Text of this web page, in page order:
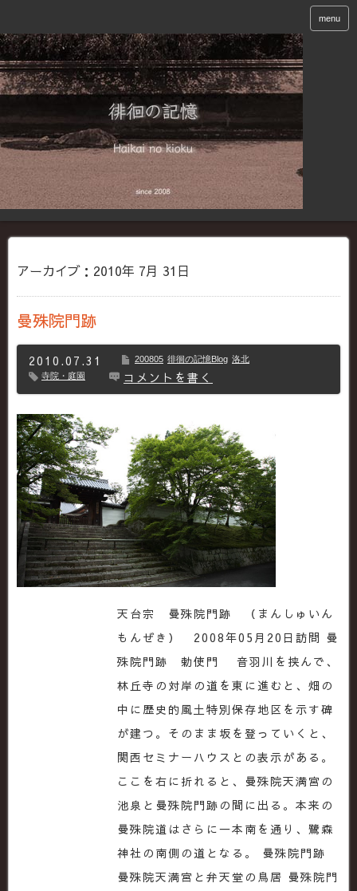
menu
アーカイブ：2010年 7月 31日
曼殊院門跡
2010.07.31 200805 徘徊の記憶Blog 洛北
寺院・庭園
コメントを書く
天台宗 曼殊院門跡 （まんしゅいん
もんぜき） 2008年05月20日訪問 曼
殊院門跡 勅使門 音羽川を挟んで、
林丘寺の対岸の道を東に進むと、畑の
中に歴史的風土特別保存地区を示す碑
が建つ。そのまま坂を登っていくと、
関西セミナーハウスとの表示がある。
ここを右に折れると、曼殊院天満宮の
池泉と曼殊院門跡の間に出る。本来の
曼殊院道はさらに一本南を通り、鷺森
神社の南側の道となる。 曼殊院門跡
曼殊院天満宮と弁天堂の鳥居 曼殊院門